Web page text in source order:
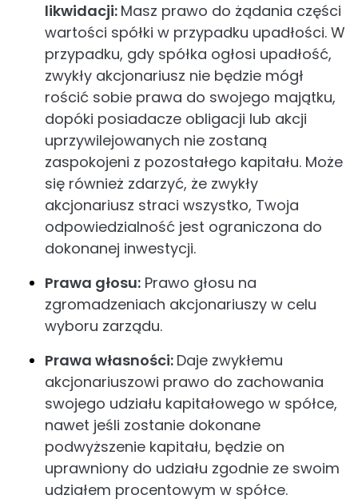
likwidacji: Masz prawo do żądania części
wartości spółki w przypadku upadłości. W
przypadku, gdy spółka ogłosi upadłość,
zwykły akcjonariusz nie będzie mógł
rościć sobie prawa do swojego majątku,
dopóki posiadacze obligacji lub akcji
uprzywilejowanych nie zostaną
zaspokojeni z pozostałego kapitału. Może
się również zdarzyć, że zwykły
akcjonariusz straci wszystko, Twoja
odpowiedzialność jest ograniczona do
dokonanej inwestycji.
Prawa głosu: Prawo głosu na
zgromadzeniach akcjonariuszy w celu
wyboru zarządu.
Prawa własności: Daje zwykłemu
akcjonariuszowi prawo do zachowania
swojego udziału kapitałowego w spółce,
nawet jeśli zostanie dokonane
podwyższenie kapitału, będzie on
uprawniony do udziału zgodnie ze swoim
udziałem procentowym w spółce.